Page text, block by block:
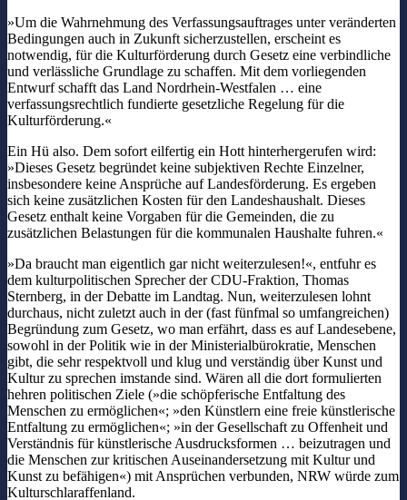
»Um die Wahrnehmung des Verfassungsauftrages unter veränderten
Bedingungen auch in Zukunft sicherzustellen, erscheint es
notwendig, für die Kulturförderung durch Gesetz eine verbindliche
und verlässliche Grundlage zu schaffen. Mit dem vorliegenden
Entwurf schafft das Land Nordrhein-Westfalen … eine
verfassungsrechtlich fundierte gesetzliche Regelung für die
Kulturförderung.«
Ein Hü also. Dem sofort eilfertig ein Hott hinterhergerufen wird:
»Dieses Gesetz begründet keine subjektiven Rechte Einzelner,
insbesondere keine Ansprüche auf Landesförderung. Es ergeben
sich keine zusätzlichen Kosten für den Landeshaushalt. Dieses
Gesetz enthalt keine Vorgaben für die Gemeinden, die zu
zusätzlichen Belastungen für die kommunalen Haushalte fuhren.«
»Da braucht man eigentlich gar nicht weiterzulesen!«, entfuhr es
dem kulturpolitischen Sprecher der CDU-Fraktion, Thomas
Sternberg, in der Debatte im Landtag. Nun, weiterzulesen lohnt
durchaus, nicht zuletzt auch in der (fast fünfmal so umfangreichen)
Begründung zum Gesetz, wo man erfährt, dass es auf Landesebene,
sowohl in der Politik wie in der Ministerialbürokratie, Menschen
gibt, die sehr respektvoll und klug und verständig über Kunst und
Kultur zu sprechen imstande sind. Wären all die dort formulierten
hehren politischen Ziele (»die schöpferische Entfaltung des
Menschen zu ermöglichen«; »den Künstlern eine freie künstlerische
Entfaltung zu ermöglichen«; »in der Gesellschaft zu Offenheit und
Verständnis für künstlerische Ausdrucksformen … beizutragen und
die Menschen zur kritischen Auseinandersetzung mit Kultur und
Kunst zu befähigen«) mit Ansprüchen verbunden, NRW würde zum
Kulturschlaraffenland.